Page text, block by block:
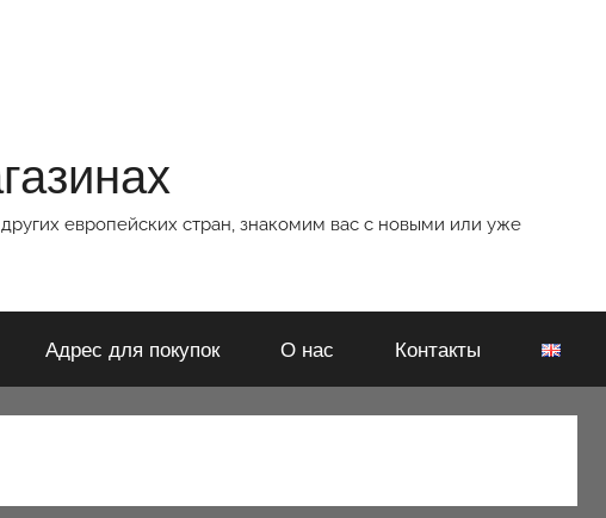
европейских стран, знакомим вас с новыми или уже
Адрес для покупок О нас Контакты